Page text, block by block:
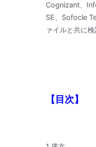
Cognizant、
SE、Sofocle
ァイルと共に検
【目次】